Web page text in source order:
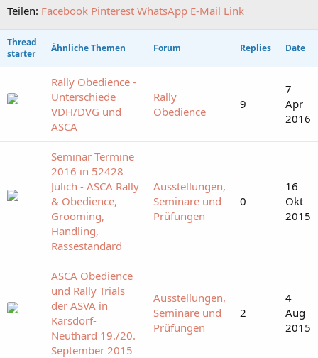
Teilen: Facebook Pinterest WhatsApp E-Mail Link
Thread
starter
Ähnliche Themen Forum Replies Date
Rally Obedience -
Unterschiede
VDH/DVG und
ASCA
Rally
Obedience
9
7
Apr
2016
Seminar Termine
2016 in 52428
Jülich - ASCA Rally
& Obedience,
Grooming,
Handling,
Rassestandard
Ausstellungen,
Seminare und
Prüfungen
0
16
Okt
2015
ASCA Obedience
und Rally Trials
der ASVA in
Karsdorf-
Neuthard 19./20.
September 2015
Ausstellungen,
Seminare und
Prüfungen
2
4
Aug
2015